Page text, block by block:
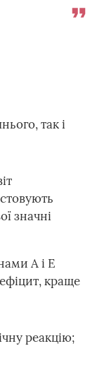
так і
значні
А і Е
краще
реакцію;